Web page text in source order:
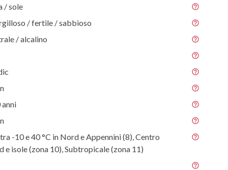
/ sole
/ fertile / sabbioso
/ alcalino
anni
-10 e 40 °C in Nord e Appennini (8), Centro
e isole (zona 10), Subtropicale (zona 11)